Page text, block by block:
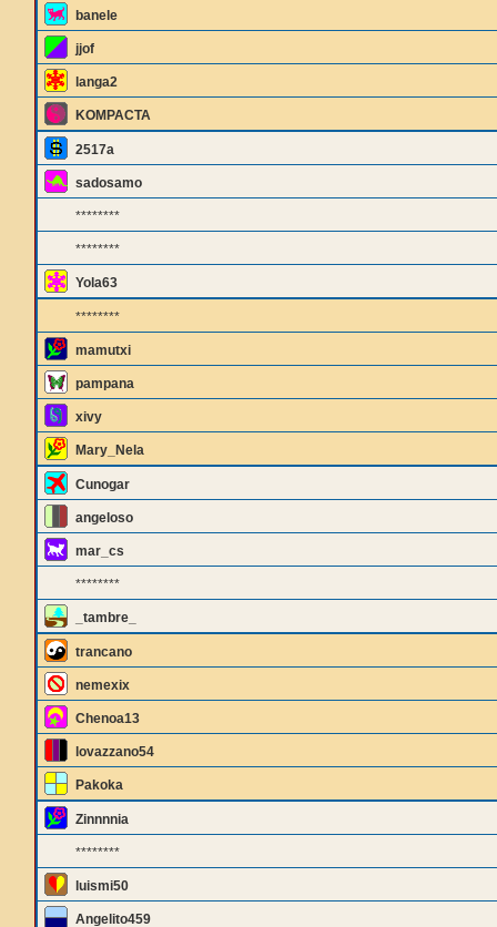
banele
jjof
langa2
KOMPACTA
2517a
sadosamo
********
********
Yola63
********
mamutxi
pampana
xivy
Mary_Nela
Cunogar
angeloso
mar_cs
********
_tambre_
trancano
nemexix
Chenoa13
lovazzano54
Pakoka
Zinnnnia
********
luismi50
Angelito459